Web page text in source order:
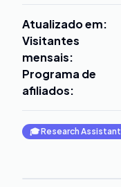
Atualizado em:
Visitantes
mensais:
Programa de
afiliados:
🎓Research Assistant